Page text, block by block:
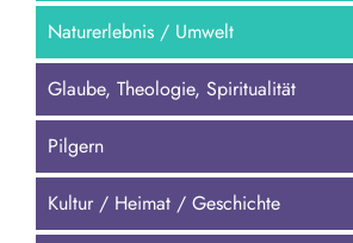
Naturerlebnis / Umwelt
Glaube, Theologie, Spiritualität
Pilgern
Kultur / Heimat / Geschichte